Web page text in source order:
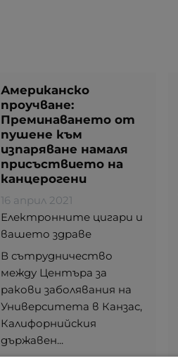
Американско
проучване:
Преминаването от
пушене към
изпаряване намаля
присъствието на
канцерогени
16 април 2021
Електронните цигари и
вашето здраве
В сътрудничество
между Центъра за
ракови заболявания на
Университета в Канзас,
Калифорнийския
държавен...